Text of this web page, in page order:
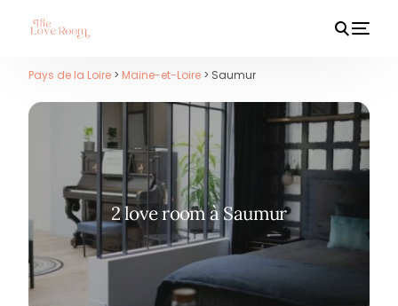
Pays de la Loire > Maine-et-Loire > Saumur
2 love room à Saumur